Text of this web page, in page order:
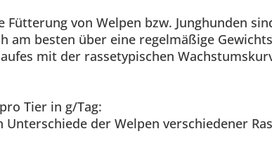
von Welpen bzw. Junghunden
am besten über eine regelmäßige
mit der rassetypischen
Tier in g/Tag:
der Welpen verschiedener